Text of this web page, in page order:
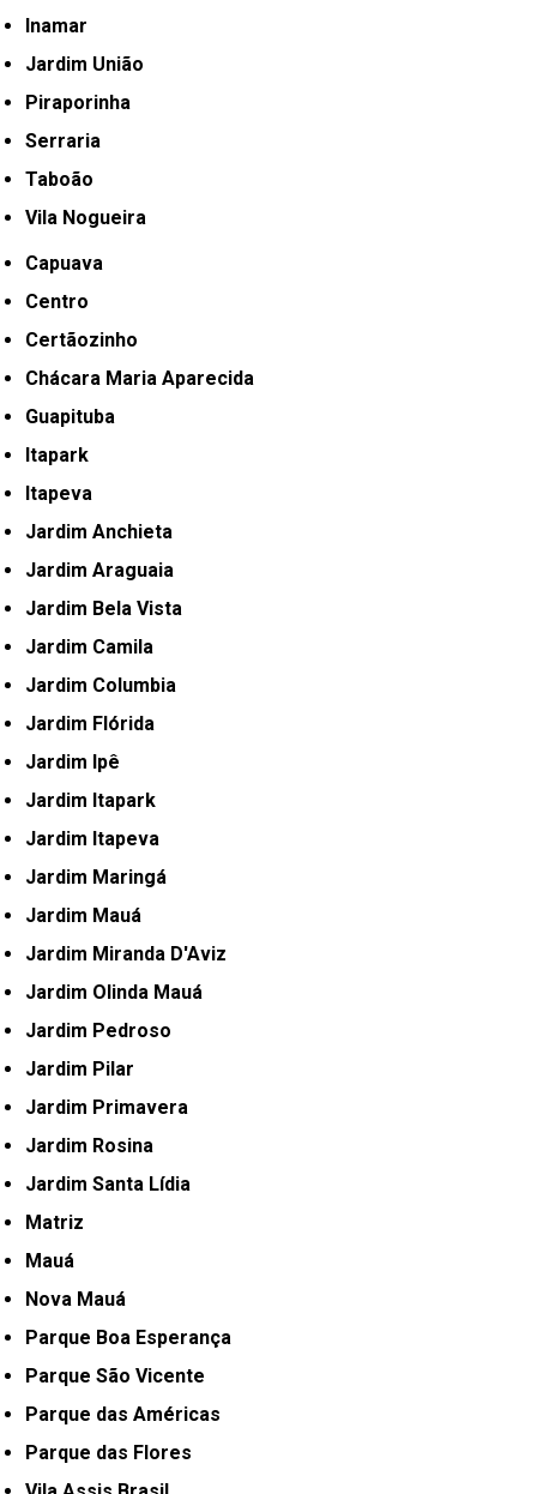
Inamar
Jardim União
Piraporinha
Serraria
Taboão
Vila Nogueira
Capuava
Centro
Certãozinho
Chácara Maria Aparecida
Guapituba
Itapark
Itapeva
Jardim Anchieta
Jardim Araguaia
Jardim Bela Vista
Jardim Camila
Jardim Columbia
Jardim Flórida
Jardim Ipê
Jardim Itapark
Jardim Itapeva
Jardim Maringá
Jardim Mauá
Jardim Miranda D'Aviz
Jardim Olinda Mauá
Jardim Pedroso
Jardim Pilar
Jardim Primavera
Jardim Rosina
Jardim Santa Lídia
Matriz
Mauá
Nova Mauá
Parque Boa Esperança
Parque São Vicente
Parque das Américas
Parque das Flores